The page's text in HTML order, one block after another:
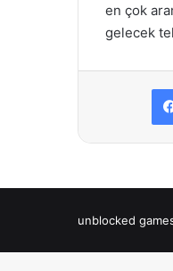
en çok
gelecek
unblocked